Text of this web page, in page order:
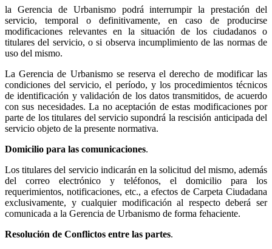
la Gerencia de Urbanismo podrá interrumpir la prestación del
servicio, temporal o definitivamente, en caso de producirse
modificaciones relevantes en la situación de los ciudadanos o
titulares del servicio, o si observa incumplimiento de las normas de
uso del mismo.
La Gerencia de Urbanismo se reserva el derecho de modificar las
condiciones del servicio, el período, y los procedimientos técnicos
de identificación y validación de los datos transmitidos, de acuerdo
con sus necesidades. La no aceptación de estas modificaciones por
parte de los titulares del servicio supondrá la rescisión anticipada del
servicio objeto de la presente normativa.
Domicilio para las comunicaciones.
Los titulares del servicio indicarán en la solicitud del mismo, además
del correo electrónico y teléfonos, el domicilio para los
requerimientos, notificaciones, etc., a efectos de Carpeta Ciudadana
exclusivamente, y cualquier modificación al respecto deberá ser
comunicada a la Gerencia de Urbanismo de forma fehaciente.
Resolución de Conflictos entre las partes.